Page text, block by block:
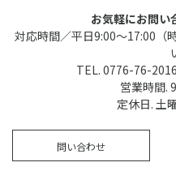
お気軽にお問い
対応時間／平日9:00～17:00（
TEL. 0776-76-
営業時間.
定休日. 土
問い合わせ